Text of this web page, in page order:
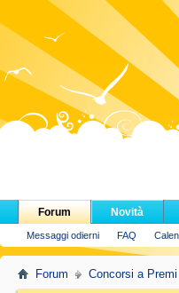
Forum
Messaggi odierni FAQ
Novità
Forum Concorsi a Premi